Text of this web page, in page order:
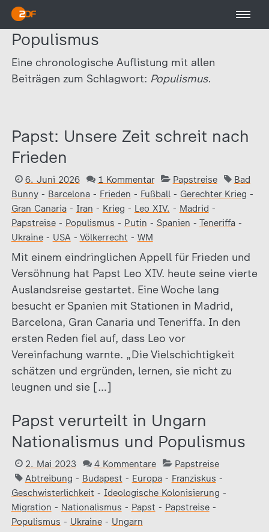
Populismus
Eine chronologische Auflistung mit allen
Beiträgen zum Schlagwort: Populismus.
Papst: Unsere Zeit schreit nach
Frieden
6. Juni 2026 1 Kommentar Papstreise
Bad
Bunny- Barcelona- Frieden - Fußball- Gerechter Krieg -
Gran Canaria- Iran - Krieg - Leo XIV. - Madrid -
Papstreise- Populismus - Putin - Spanien - Teneriffa-
Ukraine- USA- Völkerrecht - WM
Mit einem eindringlichen Appell für Frieden und
Versöhnung hat Papst Leo XIV. heute seine vierte
Auslandsreise gestartet. Eine Woche lang
besucht er Spanien mit Stationen in Madrid,
Barcelona, Gran Canaria und Teneriffa. In den
ersten Reden fiel auf, dass Leo vor
Vereinfachung warnte. „Die Vielschichtigkeit
schätzen und ergründen, lernen, sie nicht zu
leugnen und sie […]
Papst verurteilt in Ungarn
Nationalismus und Populismus
2. Mai 2023 4 Kommentare
Papstreise
Abtreibung - Budapest - Europa- Franziskus -
Geschwisterlichkeit - Ideologische Kolonisierung -
Migration - Nationalismus - Papst - Papstreise-
Populismus - Ukraine- Ungarn